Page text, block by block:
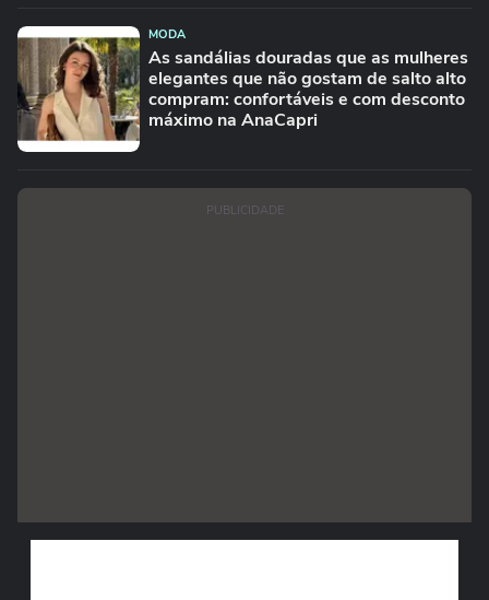
MODA
As sandálias douradas que as mulheres
elegantes que não gostam de salto alto
compram: confortáveis e com desconto
máximo na AnaCapri
PUBLICIDADE